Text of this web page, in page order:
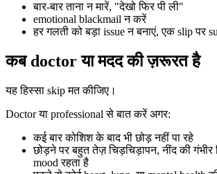
बार-बार ताना न मारें, "देखो फिर पी ली"
emotional blackmail न करें
हर गलती को बड़ा issue न बनाएं, एक slip पर
कब doctor या मदद की ज़रूरत है
यह हिस्सा skip मत कीजिए।
Doctor या professional से बात करें अगर:
कई बार कोशिश के बाद भी छोड़ नहीं पा रहे
छोड़ने पर बहुत तेज़ चिड़चिड़ापन, नींद की गंभीर
mood रहता है